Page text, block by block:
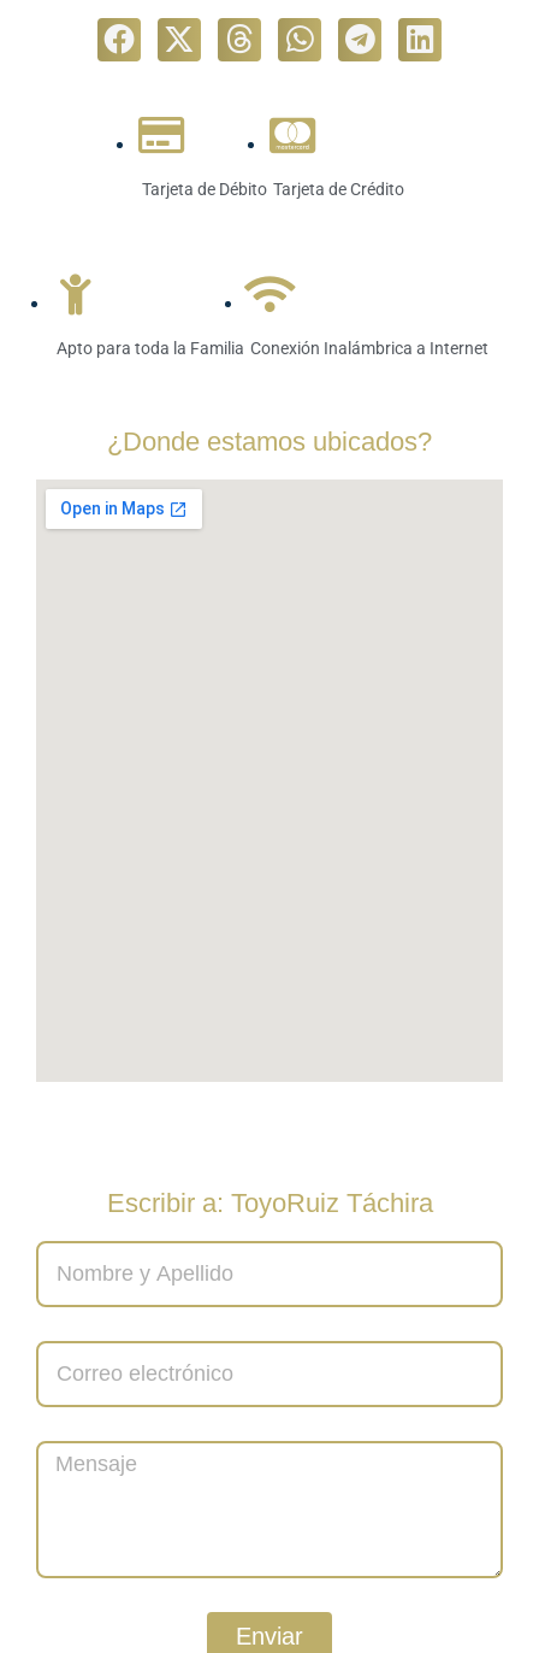
Tarjeta de Débito Tarjeta de Crédito
Apto para toda la Familia Conexión Inalámbrica a Internet
¿Donde estamos ubicados?
Escribir a: ToyoRuiz Táchira
Enviar